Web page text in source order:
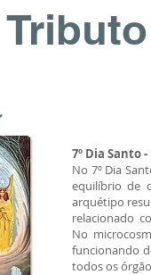
7º Dia Santo
No 7º Dia
equilíbrio de
arquétipo
relacionado
No
funcionando
todos os